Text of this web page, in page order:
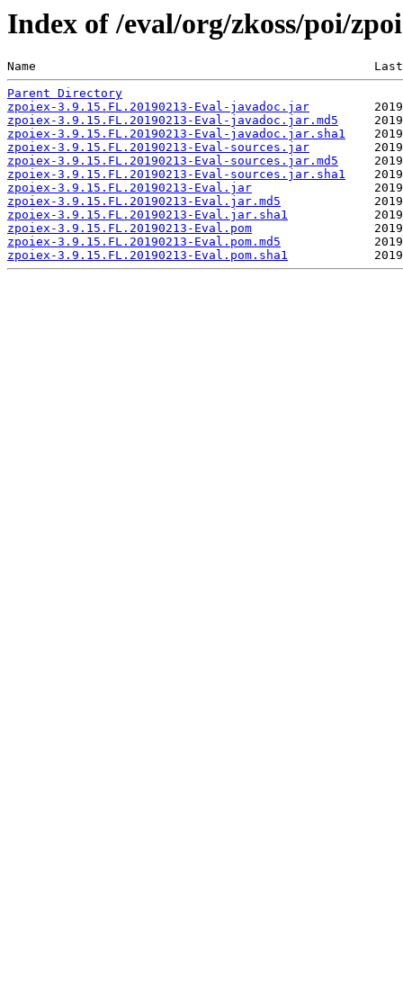
Index of /eval/org/zkoss/poi/
Name                                               Last
Parent Directory
zpoiex-3.9.15.FL.20190213-Eval-javadoc.jar
zpoiex-3.9.15.FL.20190213-Eval-javadoc.jar.md5
zpoiex-3.9.15.FL.20190213-Eval-javadoc.jar.sha1
zpoiex-3.9.15.FL.20190213-Eval-sources.jar
zpoiex-3.9.15.FL.20190213-Eval-sources.jar.md5
zpoiex-3.9.15.FL.20190213-Eval-sources.jar.sha1
zpoiex-3.9.15.FL.20190213-Eval.jar
zpoiex-3.9.15.FL.20190213-Eval.jar.md5
zpoiex-3.9.15.FL.20190213-Eval.jar.sha1
zpoiex-3.9.15.FL.20190213-Eval.pom
zpoiex-3.9.15.FL.20190213-Eval.pom.md5
zpoiex-3.9.15.FL.20190213-Eval.pom.sha1